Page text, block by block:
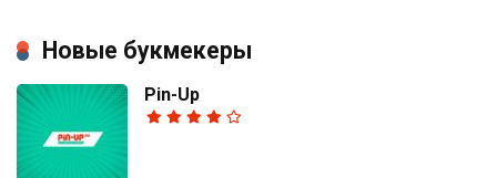
Новые букмекеры
Pin-Up